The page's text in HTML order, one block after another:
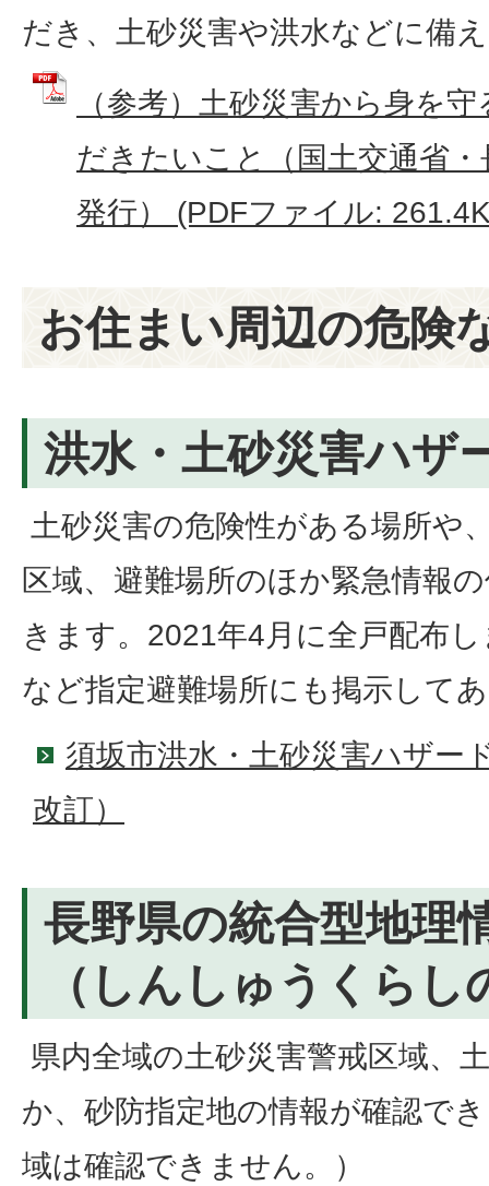
だき、土砂災害や洪水などに備
（参考）土砂災害から身を
だきたいこと（国土交通省
発行） (PDFファイル:
お住まい周辺の危険
洪水・土砂災害ハザ
土砂災害の危険性がある場所や
区域、避難場所のほか緊急情報
きます。2021年4月に全戸配布
など指定避難場所にも掲示して
須坂市洪水・土砂災害ハザー
改訂）
長野県の統合型地理
（しんしゅうくらし
県内全域の土砂災害警戒区域、
か、砂防指定地の情報が確認で
域は確認できません。）